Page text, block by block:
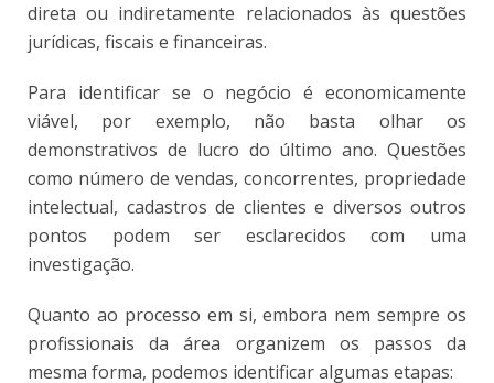
direta ou indiretamente relacionados às questões
jurídicas, fiscais e financeiras.
Para identificar se o negócio é economicamente
viável, por exemplo, não basta olhar os
demonstrativos de lucro do último ano. Questões
como número de vendas, concorrentes, propriedade
intelectual, cadastros de clientes e diversos outros
pontos podem ser esclarecidos com uma
investigação.
Quanto ao processo em si, embora nem sempre os
profissionais da área organizem os passos da
mesma forma, podemos identificar algumas etapas: